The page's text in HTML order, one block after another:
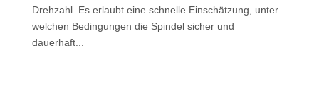
Drehzahl. Es erlaubt eine schnelle Einschätzung, unter
welchen Bedingungen die Spindel sicher und
dauerhaft...